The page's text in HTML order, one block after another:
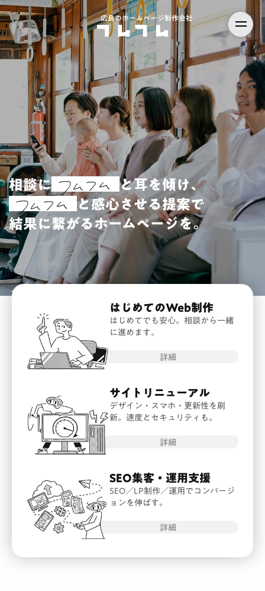
広島のホームページ制作会社
サービス案内
制作実績
採用
BLOG
相談する
相談に
と耳を傾け、
と感心させる提案で
結果に繋がるホームページを。
はじめてのWeb制作
はじめてでも安心。相談から一緒
に進めます。
詳細
サイトリニューアル
デザイン・スマホ・更新性を刷
新。速度とセキュリティも。
詳細
SEO集客・運用支援
SEO／LP制作／運用でコンバージ
ョンを伸ばす。
詳細